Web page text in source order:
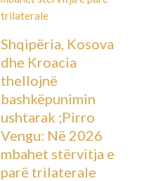
Shqipëria, Kosova
dhe Kroacia
thellojnë
bashkëpunimin
ushtarak ;Pirro
Vengu: Në 2026
mbahet stërvitja e
parë trilaterale